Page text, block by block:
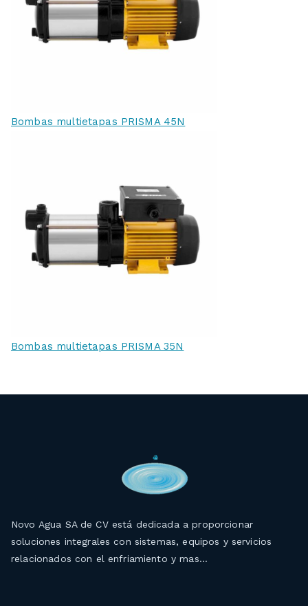
Bombas multietapas PRISMA 45N
Bombas multietapas PRISMA 35N
Novo Agua SA de CV está dedicada a proporcionar
soluciones integrales con sistemas, equipos y servicios
relacionados con el enfriamiento y mas…